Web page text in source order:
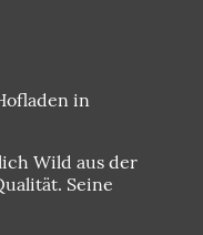
in
Wild aus der
Seine